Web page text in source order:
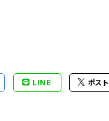
LINE ポスト